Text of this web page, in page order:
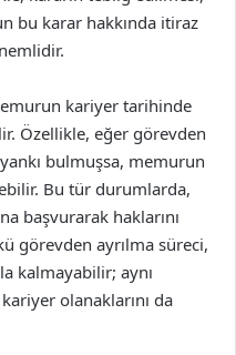
bu karar hakkında itiraz
kariyer tarihinde
Özellikle, eğer görevden
bulmuşsa, memurun
Bu tür durumlarda,
başvurarak haklarını
görevden ayrılma süreci,
kalmayabilir; aynı
olanaklarını da